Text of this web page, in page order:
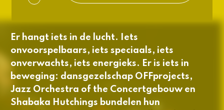
​Er hangt iets in de lucht. Iets
onvoorspelbaars, iets speciaals, iets
onverwachts, iets energieks. Er is iets in
beweging: dansgezelschap OFFprojects,
Jazz Orchestra of the Concertgebouw en
Shabaka Hutchings bundelen hun